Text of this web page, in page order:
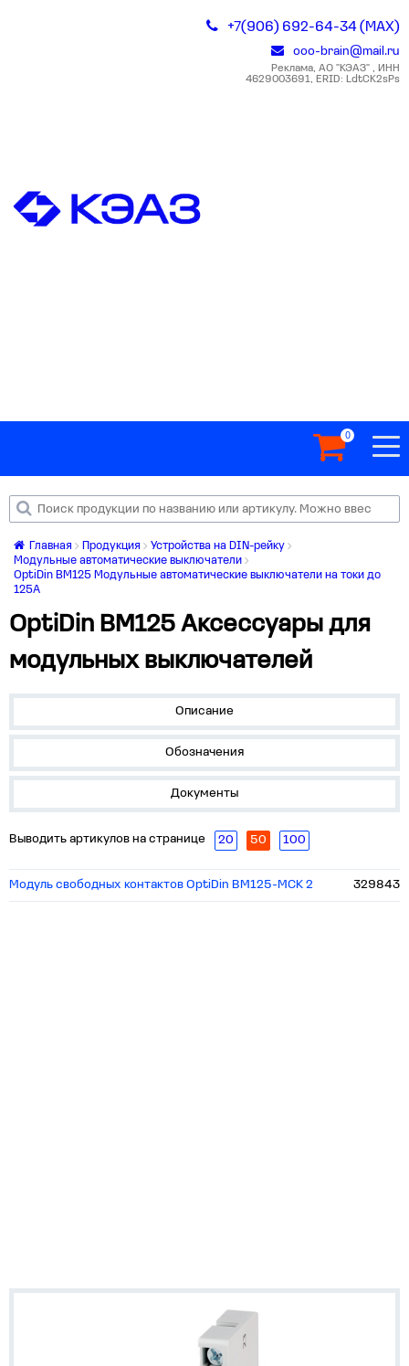
+7(906) 692-64-34 (MAX)
ooo-brain@mail.ru
Реклама, АО "КЭАЗ" , ИНН
4629003691, ERID: LdtCK2sPs
0
Главная Продукция
Устройства на DIN-рейку
Модульные автоматические выключатели
OptiDin BM125 Модульные автоматические выключатели на токи до
125А
OptiDin BM125 Аксессуары для
модульных выключателей
Описание
Обозначения
Документы
Выводить артикулов на странице 20 50 100
Модуль свободных контактов OptiDin BM125-MCK 2 329843